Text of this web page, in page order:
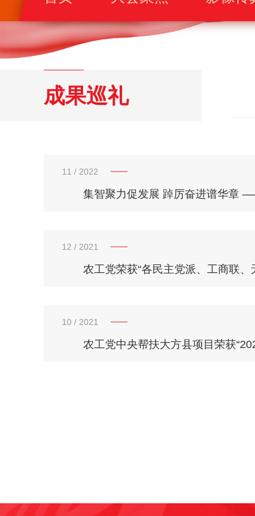
成果巡礼
11 / 2022
12 / 2021
10 / 2021
农工党中央帮扶大方县项目荣获